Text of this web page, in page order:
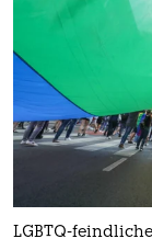
LGBTQ-